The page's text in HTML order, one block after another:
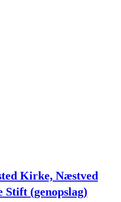
Kirke, Næstved
Stift (genopslag)